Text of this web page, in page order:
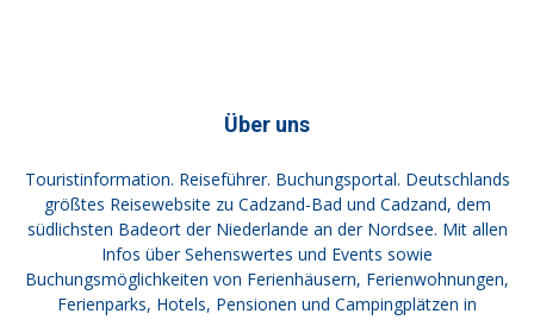
Über uns
Touristinformation. Reiseführer. Buchungsportal. Deutschlands
größtes Reisewebsite zu Cadzand-Bad und Cadzand, dem
südlichsten Badeort der Niederlande an der Nordsee. Mit allen
Infos über Sehenswertes und Events sowie
Buchungsmöglichkeiten von Ferienhäusern, Ferienwohnungen,
Ferienparks, Hotels, Pensionen und Campingplätzen in